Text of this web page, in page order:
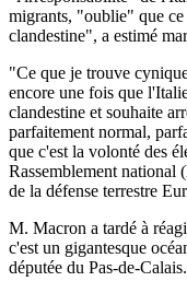
migrants, "oublie" que
clandestine", a estimé
"Ce que je trouve
encore une fois que
clandestine et souhaite
parfaitement normal,
que c'est la volonté des
Rassemblement national
de la défense terrestre
M. Macron a tardé à
c'est un gigantesque
députée du Pas-de-Calais.